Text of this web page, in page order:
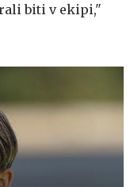
biti v ekipi,"